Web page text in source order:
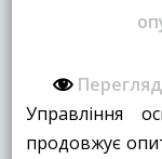
Управління
продовжує